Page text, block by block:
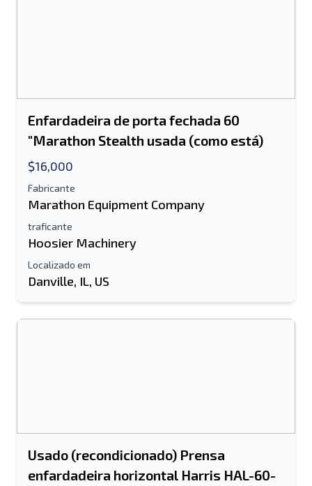
Enfardadeira de porta fechada 60
"Marathon Stealth usada (como está)
$16,000
Fabricante
Marathon Equipment Company
traficante
Hoosier Machinery
Localizado em
Danville, IL, US
Usado (recondicionado) Prensa
enfardadeira horizontal Harris HAL-60-